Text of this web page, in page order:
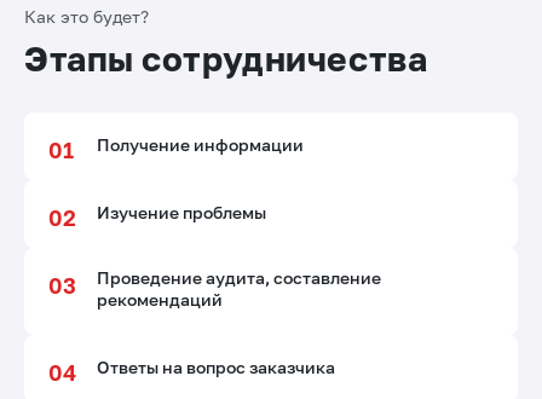
Как это будет?
Этапы сотрудничества
Получение информации
Изучение проблемы
Проведение аудита, составление
рекомендаций
Ответы на вопрос заказчика